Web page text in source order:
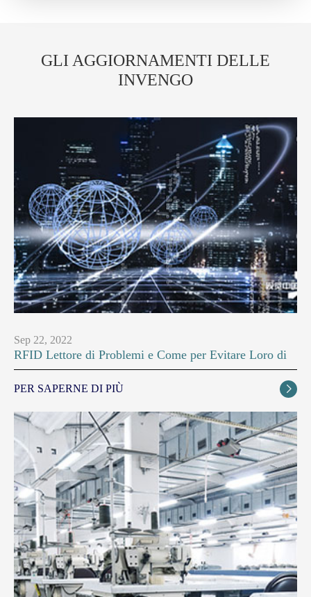
GLI AGGIORNAMENTI DELLE
INVENGO
Sep 22, 2022
RFID Lettore di Problemi e Come per Evitare Loro di
PER SAPERNE DI PIÙ 